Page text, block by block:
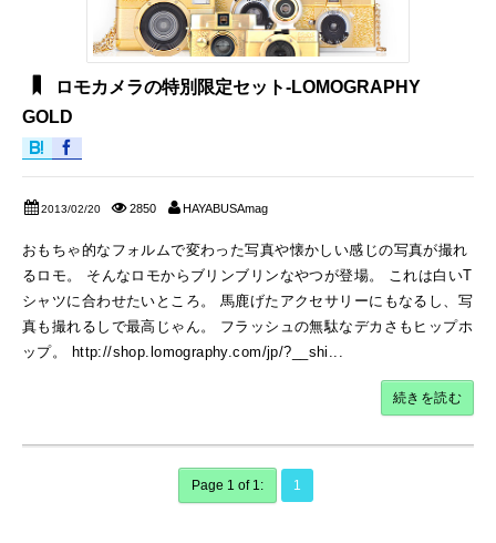
ロモカメラの特別限定セット-LOMOGRAPHY
GOLD
2013/02/20 2850 HAYABUSAmag
おもちゃ的なフォルムで変わった写真や懐かしい感じの写真が撮れ
るロモ。 そんなロモからブリンブリンなやつが登場。 これは白いT
シャツに合わせたいところ。 馬鹿げたアクセサリーにもなるし、写
真も撮れるしで最高じゃん。 フラッシュの無駄なデカさもヒップホ
ップ。 http://shop.lomography.com/jp/?__shi...
続きを読む
Page 1 of 1: 1